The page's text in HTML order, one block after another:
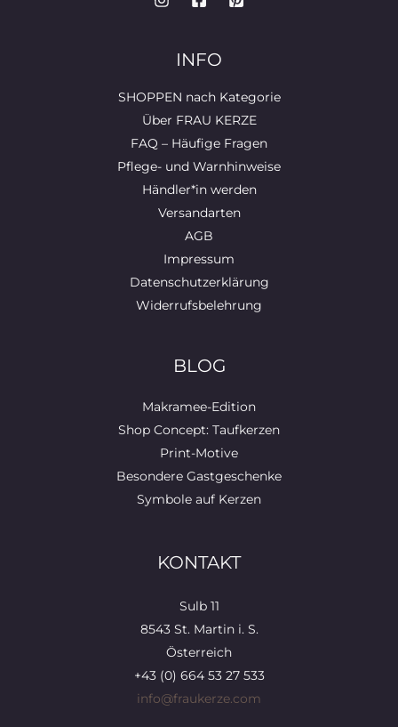
INFO
SHOPPEN nach Kategorie
Über FRAU KERZE
FAQ – Häufige Fragen
Pflege- und Warnhinweise
Händler*in werden
Versandarten
AGB
Impressum
Datenschutzerklärung
Widerrufsbelehrung
BLOG
Makramee-Edition
Shop Concept: Taufkerzen
Print-Motive
Besondere Gastgeschenke
Symbole auf Kerzen
KONTAKT
Sulb 11
8543 St. Martin i. S.
Österreich
+43 (0) 664 53 27 533
info@fraukerze.com